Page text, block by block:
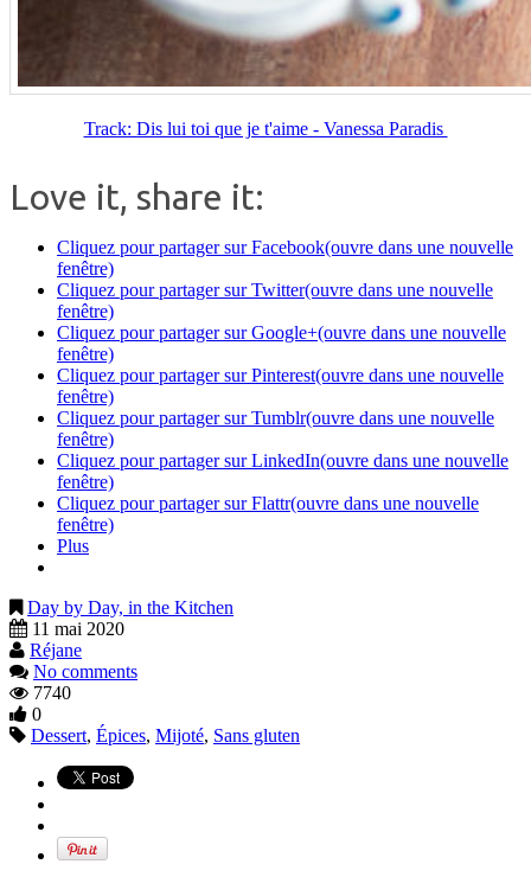
Track: Dis lui toi que je t'aime - Vanessa Paradis
Love it, share it:
Cliquez pour partager sur Facebook(ouvre dans une nouvelle
fenêtre)
Cliquez pour partager sur Twitter(ouvre dans une nouvelle
fenêtre)
Cliquez pour partager sur Google+(ouvre dans une nouvelle
fenêtre)
Cliquez pour partager sur Pinterest(ouvre dans une nouvelle
fenêtre)
Cliquez pour partager sur Tumblr(ouvre dans une nouvelle
fenêtre)
Cliquez pour partager sur LinkedIn(ouvre dans une nouvelle
fenêtre)
Cliquez pour partager sur Flattr(ouvre dans une nouvelle
fenêtre)
Plus
Day by Day, in the Kitchen
11 mai 2020
Réjane
No comments
7740
0
Dessert, Épices, Mijoté, Sans gluten